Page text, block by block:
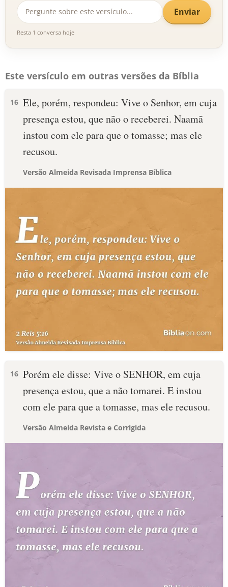
Enviar
Resta 1 conversa hoje
Este versículo em outras versões da Bíblia
16 Ele, porém, respondeu: Vive o Senhor, em cuja
presença estou, que não o receberei. Naamã
instou com ele para que o tomasse; mas ele
recusou.
Versão Almeida Revisada Imprensa Bíblica
16 Porém ele disse: Vive o SENHOR, em cuja
presença estou, que a não tomarei. E instou
com ele para que a tomasse, mas ele recusou.
Versão Almeida Revista e Corrigida